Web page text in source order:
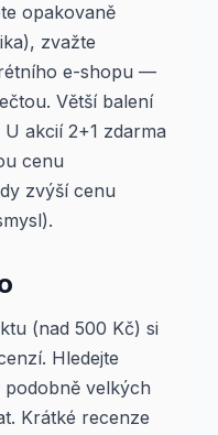
opakovaně
zvažte
e-shopu —
Větší balení
akcií 2+1 zdarma
cenu
zvýší cenu
(nad 500 Kč) si
Hledejte
podobně velkých
Krátké recenze